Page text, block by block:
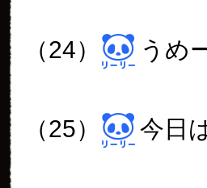
（24） うめ
（25） 今日